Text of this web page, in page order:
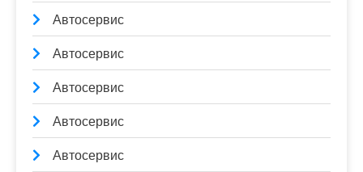
Автосервис
Автосервис
Автосервис
Автосервис
Автосервис